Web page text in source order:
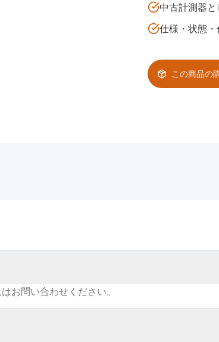
中古計測器
仕様・状態
この商品の
お問い合わせください。